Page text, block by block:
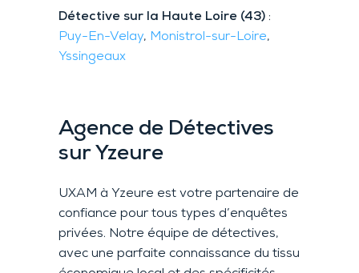
Détective sur la Haute Loire (43):
Puy-En-Velay, Monistrol-sur-Loire,
Yssingeaux
Agence de Détectives
sur Yzeure
UXAM à Yzeure est votre partenaire de
confiance pour tous types d’enquêtes
privées. Notre équipe de détectives,
avec une parfaite connaissance du tissu